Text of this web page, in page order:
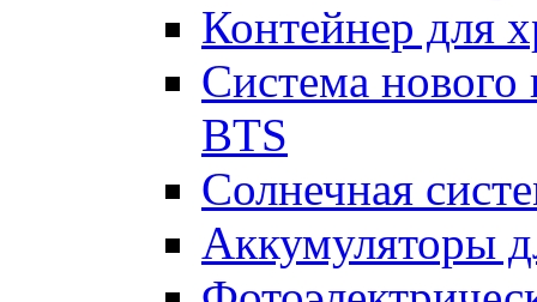
Контейнер для
Система нового
BTS
Солнечная
Аккумуляторы